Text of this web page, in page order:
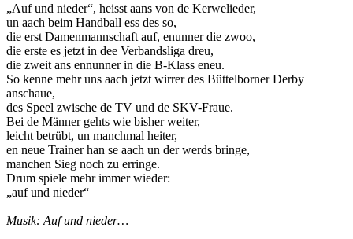
„Auf und nieder“, heisst aans von de Kerwelieder,
un aach beim Handball ess des so,
die erst Damenmannschaft auf, enunner die zwoo,
die erste es jetzt in dee Verbandsliga dreu,
die zweit ans ennunner in die B-Klass eneu.
So kenne mehr uns aach jetzt wirrer des Büttelborner Derby
anschaue,
des Speel zwische de TV und de SKV-Fraue.
Bei de Männer gehts wie bisher weiter,
leicht betrübt, un manchmal heiter,
en neue Trainer han se aach un der werds bringe,
manchen Sieg noch zu erringe.
Drum spiele mehr immer wieder:
„auf und nieder“
Musik: Auf und nieder…